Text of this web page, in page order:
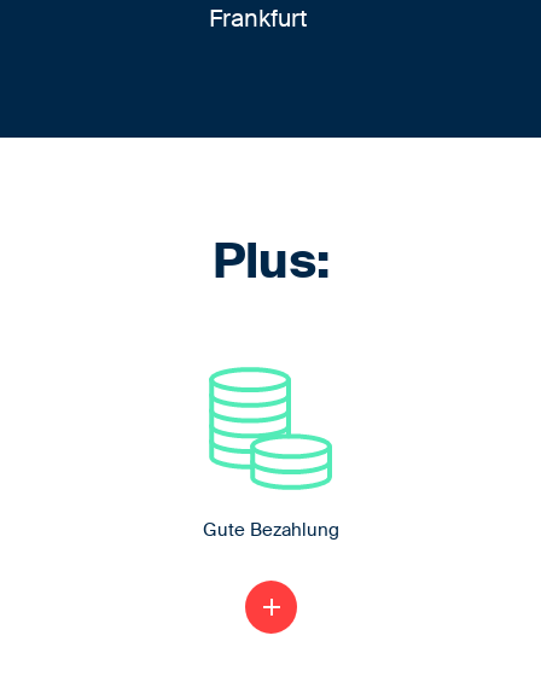
Frankfurt
Plus:
Gute Bezahlung
1. Ausbildungsjahr 1.100,- €
2. Ausbildungsjahr 1.175- €
add